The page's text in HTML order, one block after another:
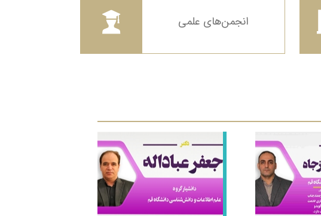
انجمن‌های علمی